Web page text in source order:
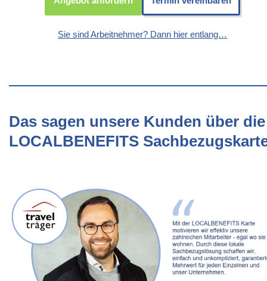
Sie sind Arbeitnehmer? Dann hier entlang…
Das sagen unsere Kunden über die
LOCALBENEFITS